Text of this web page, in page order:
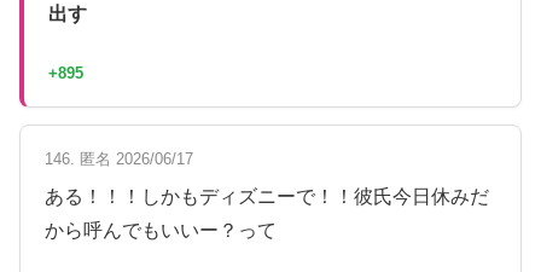
出す
+895
146. 匿名 2026/06/17
ある！！！しかもディズニーで！！彼氏今日休みだ
から呼んでもいいー？って